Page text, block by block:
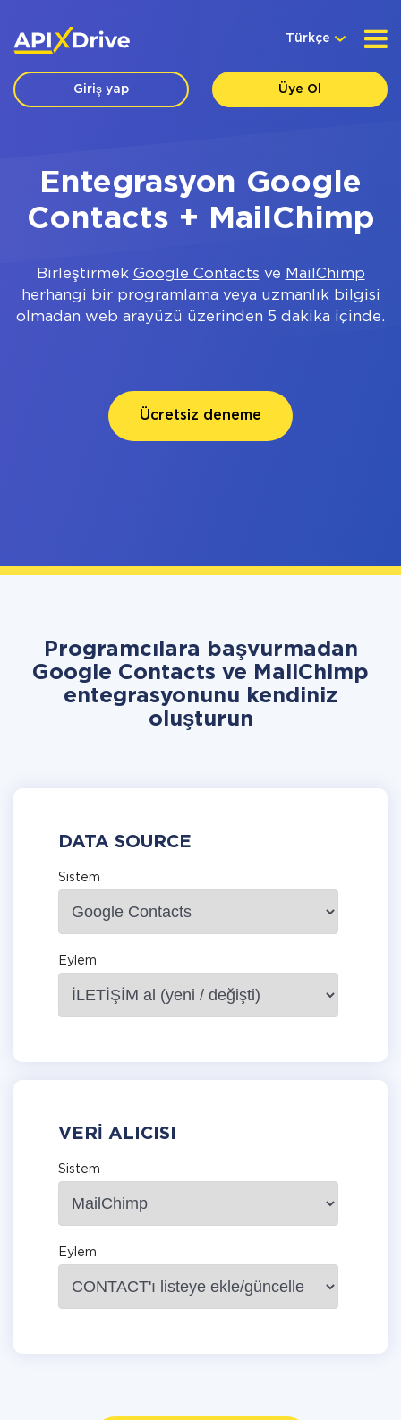
Türkçe
Giriş yap Üye Ol
Entegrasyon Google
Contacts + MailChimp
Birleştirmek Google Contacts ve MailChimp
herhangi bir programlama veya uzmanlık bilgisi
olmadan web arayüzü üzerinden 5 dakika içinde.
Ücretsiz deneme
Programcılara başvurmadan
Google Contacts ve MailChimp
entegrasyonunu kendiniz
oluşturun
DATA SOURCE
Sistem
Eylem
VERI ALICISI
Sistem
Eylem